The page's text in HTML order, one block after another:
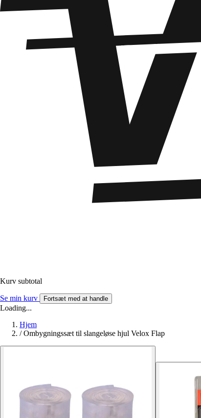
Kurv subtotal
Se min kurv Fortsæt med at handle
Loading...
Hjem
/ Ombygningssæt til slangeløse hjul Velox Flap